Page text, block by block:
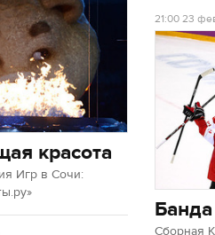
красота
Игр в Сочи:
21:0023
Сборная